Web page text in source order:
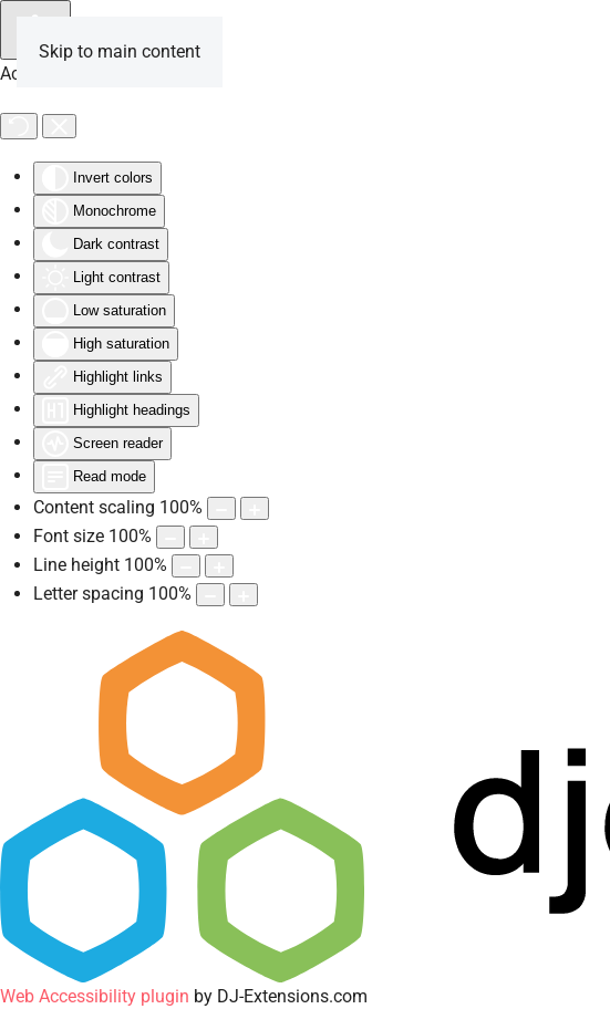
Accessibility Tools
Invert colors
Monochrome
Dark contrast
Light contrast
Low saturation
High saturation
Highlight links
Highlight headings
Screen reader
Read mode
Content scaling 100%
Font size 100%
Line height 100%
Letter spacing 100%
Web Accessibility plugin by DJ-Extensions.com
Skip to main content